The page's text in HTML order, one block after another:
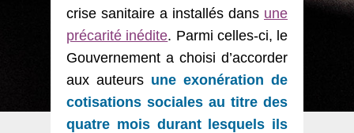
crise sanitaire a installés dans une
précarité inédite. Parmi celles-ci, le
Gouvernement a choisi d’accorder
aux auteurs une exonération de
cotisations sociales au titre des
quatre mois durant lesquels ils